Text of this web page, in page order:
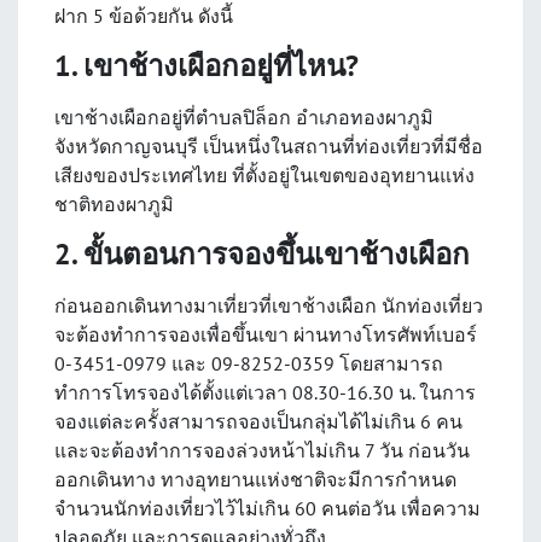
ฝาก 5 ข้อด้วยกัน ดังนี้
1. เขาช้างเผือกอยู่ที่ไหน?
เขาช้างเผือกอยู่ที่ตำบลปิล็อก อำเภอทองผาภูมิ
จังหวัดกาญจนบุรี เป็นหนึ่งในสถานที่ท่องเที่ยวที่มีชื่อ
เสียงของประเทศไทย ที่ตั้งอยู่ในเขตของอุทยานแห่ง
ชาติทองผาภูมิ
2. ขั้นตอนการจองขึ้นเขาช้างเผือก
ก่อนออกเดินทางมาเที่ยวที่เขาช้างเผือก นักท่องเที่ยว
จะต้องทำการจองเพื่อขึ้นเขา ผ่านทางโทรศัพท์เบอร์
0-3451-0979 และ 09-8252-0359 โดยสามารถ
ทำการโทรจองได้ตั้งแต่เวลา 08.30-16.30 น. ในการ
จองแต่ละครั้งสามารถจองเป็นกลุ่มได้ไม่เกิน 6 คน
และจะต้องทำการจองล่วงหน้าไม่เกิน 7 วัน ก่อนวัน
ออกเดินทาง ทางอุทยานแห่งชาติจะมีการกำหนด
จำนวนนักท่องเที่ยวไว้ไม่เกิน 60 คนต่อวัน เพื่อความ
ปลอดภัย และการดูแลอย่างทั่วถึง